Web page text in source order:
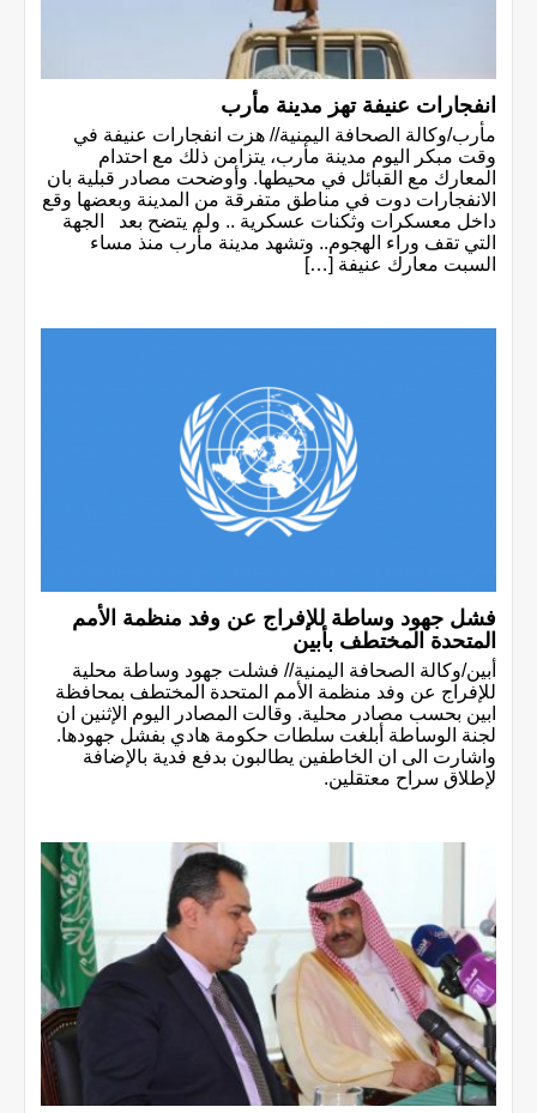
انفجارات عنيفة تهز مدينة مأرب
مأرب/وكالة الصحافة اليمنية// هزت انفجارات عنيفة في
وقت مبكر اليوم مدينة مأرب، يتزامن ذلك مع احتدام
المعارك مع القبائل في محيطها. وأوضحت مصادر قبلية بان
الانفجارات دوت في مناطق متفرقة من المدينة وبعضها وقع
داخل معسكرات وثكنات عسكرية .. ولم يتضح بعد الجهة
التي تقف وراء الهجوم.. وتشهد مدينة مأرب منذ مساء
السبت معارك عنيفة […]
فشل جهود وساطة للإفراج عن وفد منظمة الأمم
المتحدة المختطف بأبين
أبين/وكالة الصحافة اليمنية// فشلت جهود وساطة محلية
للإفراج عن وفد منظمة الأمم المتحدة المختطف بمحافظة
ابين بحسب مصادر محلية. وقالت المصادر اليوم الإثنين ان
لجنة الوساطة أبلغت سلطات حكومة هادي بفشل جهودها.
واشارت الى ان الخاطفين يطالبون بدفع فدية بالإضافة
لإطلاق سراح معتقلين.